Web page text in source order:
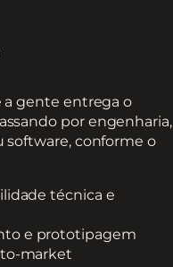
a gente entrega o
por engenharia,
software, conforme o
técnica e
e prototipagem
to-market